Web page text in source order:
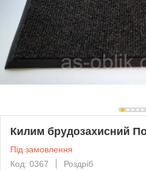
Килим брудозахисний
Під замовлення
Код: 0367
Роздріб